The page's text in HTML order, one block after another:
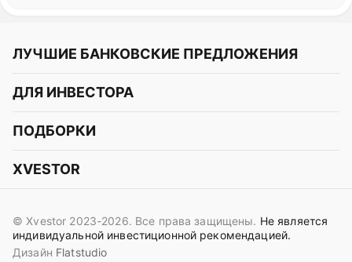
ЛУЧШИЕ БАНКОВСКИЕ ПРЕДЛОЖЕНИЯ
Альфа-Банк
СБЕР
Газпромбанк
OZON Банк
Совкомбанк
ДЛЯ ИНВЕСТОРА
Курс акций
Курс облигаций
Прогнозы на криптовалюты
ПОДБОРКИ
Подборки акций
Подборки облигаций
XVESTOR
Вконтакте
Поддержка в Telegram
© Xvestor 2023-2026. Все права защищены. Не является
индивидуальной инвестиционной рекомендацией.
Дизайн Flatstudio